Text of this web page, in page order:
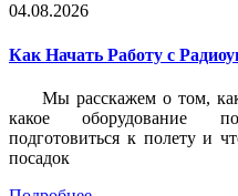
04.08.2026
Как Начать Работу с
Мы расскажем о том,
какое оборудование
подготовиться к полету и
посадок